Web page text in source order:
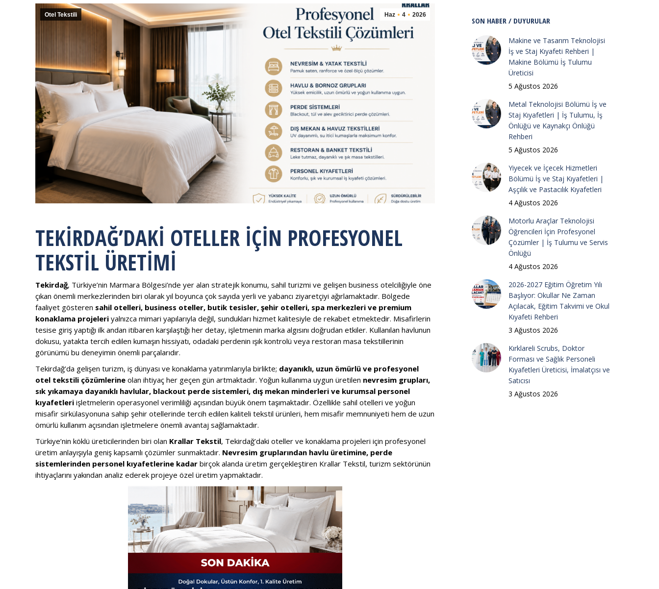
Haz 4 2026
Otel Tekstili
TEKIRDAĞ’DAKI OTELLER İÇIN PROFESYONEL
TEKSTIL ÜRETIMI
Tekirdağ, Türkiye’nin Marmara Bölgesi’nde yer alan stratejik konumu, sahil turizmi ve gelişen business otelciliğiyle öne
çıkan önemli merkezlerinden biri olarak yıl boyunca çok sayıda yerli ve yabancı ziyaretçiyi ağırlamaktadır. Bölgede
faaliyet gösteren sahil otelleri, business oteller, butik tesisler, şehir otelleri, spa merkezleri ve premium
konaklama projeleri yalnızca mimari yapılarıyla değil, sundukları hizmet kalitesiyle de rekabet etmektedir. Misafirlerin
tesise giriş yaptığı ilk andan itibaren karşılaştığı her detay, işletmenin marka algısını doğrudan etkiler. Kullanılan havlunun
dokusu, yatakta tercih edilen kumaşın hissiyatı, odadaki perdenin ışık kontrolü veya restoran masa tekstillerinin
görünümü bu deneyimin önemli parçalarıdır.
Tekirdağ’da gelişen turizm, iş dünyası ve konaklama yatırımlarıyla birlikte; dayanıklı, uzun ömürlü ve profesyonel
otel tekstili çözümlerine olan ihtiyaç her geçen gün artmaktadır. Yoğun kullanıma uygun üretilen nevresim grupları,
sık yıkamaya dayanıklı havlular, blackout perde sistemleri, dış mekan minderleri ve kurumsal personel
kıyafetleri işletmelerin operasyonel verimliliği açısından büyük önem taşımaktadır. Özellikle sahil otelleri ve yoğun
misafir sirkülasyonuna sahip şehir otellerinde tercih edilen kaliteli tekstil ürünleri, hem misafir memnuniyeti hem de uzun
ömürlü kullanım açısından işletmelere önemli avantaj sağlamaktadır.
Türkiye’nin köklü üreticilerinden biri olan Krallar Tekstil, Tekirdağ’daki oteller ve konaklama projeleri için profesyonel
üretim anlayışıyla geniş kapsamlı çözümler sunmaktadır. Nevresim gruplarından havlu üretimine, perde
sistemlerinden personel kıyafetlerine kadar birçok alanda üretim gerçekleştiren Krallar Tekstil, turizm sektörünün
ihtiyaçlarını yakından analiz ederek projeye özel üretim yapmaktadır.
SON HABER / DUYURULAR
Makine ve Tasarım Teknolojisi
İş ve Staj Kıyafeti Rehberi |
Makine Bölümü İş Tulumu
Üreticisi
5 Ağustos 2026
Metal Teknolojisi Bölümü İş ve
Staj Kıyafetleri | İş Tulumu, İş
Önlüğü ve Kaynakçı Önlüğü
Rehberi
5 Ağustos 2026
Yiyecek ve İçecek Hizmetleri
Bölümü İş ve Staj Kıyafetleri |
Aşçılık ve Pastacılık Kıyafetleri
4 Ağustos 2026
Motorlu Araçlar Teknolojisi
Öğrencileri İçin Profesyonel
Çözümler | İş Tulumu ve Servis
Önlüğü
4 Ağustos 2026
2026-2027 Eğitim Öğretim Yılı
Başlıyor: Okullar Ne Zaman
Açılacak, Eğitim Takvimi ve Okul
Kıyafeti Rehberi
3 Ağustos 2026
Kırklareli Scrubs, Doktor
Forması ve Sağlık Personeli
Kıyafetleri Üreticisi, İmalatçısı ve
Satıcısı
3 Ağustos 2026